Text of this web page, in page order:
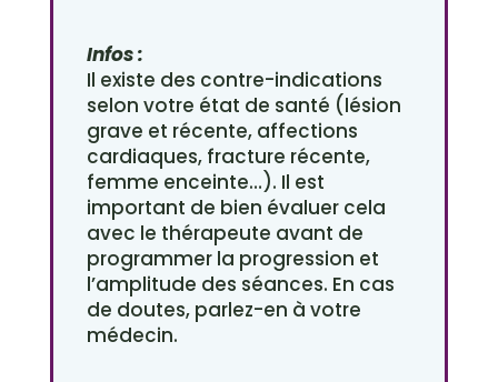
Infos :
Il existe des contre-indications
selon votre état de santé (lésion
grave et récente, affections
cardiaques, fracture récente,
femme enceinte…). Il est
important de bien évaluer cela
avec le thérapeute avant de
programmer la progression et
l’amplitude des séances. En cas
de doutes, parlez-en à votre
médecin.